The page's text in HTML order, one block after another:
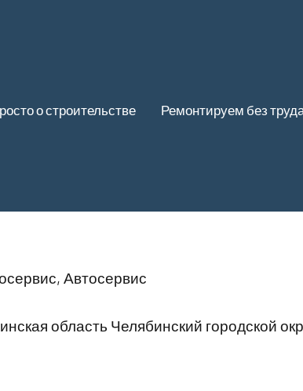
о строительстве Ремонтируем без
Автосервис
область Челябинский городской